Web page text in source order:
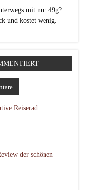
mit nur 49g?
und kostet wenig.
Reiserad
der schönen